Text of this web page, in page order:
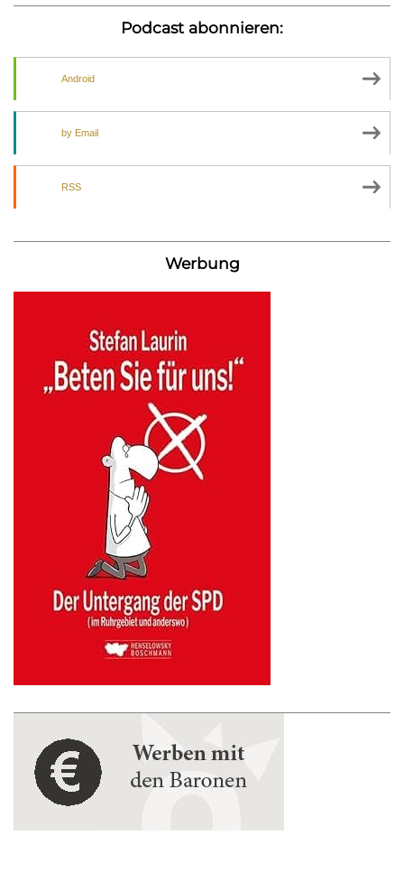
Podcast abonnieren:
Android
by Email
RSS
Werbung